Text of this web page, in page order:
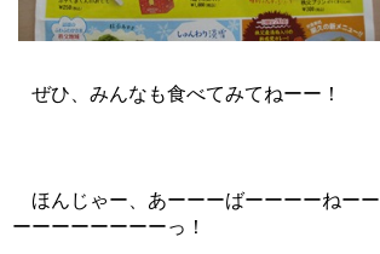
ぜひ、みんなも食べてみてねーー！
ほんじゃー、あーーーばーーーーねーー
ーーーーーーーーっ！